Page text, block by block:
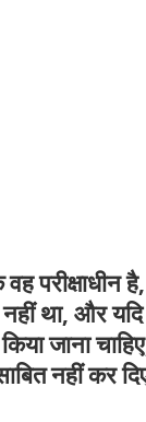
परीक्षाधीन
था, और
जाना
नहीं कर